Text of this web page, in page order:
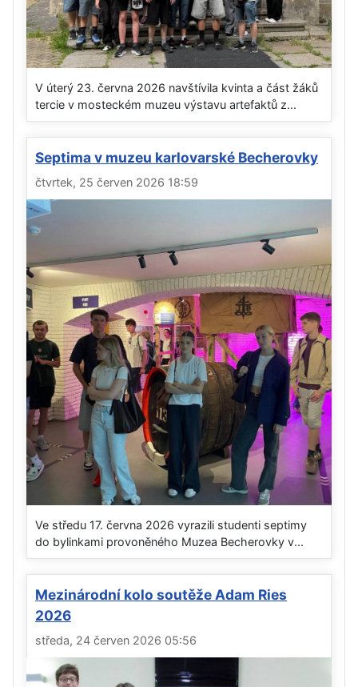
V úterý 23. června 2026 navštívila kvinta a část žáků
tercie v mosteckém muzeu výstavu artefaktů z...
Septima v muzeu karlovarské Becherovky
čtvrtek, 25 červen 2026 18:59
Ve středu 17. června 2026 vyrazili studenti septimy
do bylinkami provoněného Muzea Becherovky v...
Mezinárodní kolo soutěže Adam Ries
2026
středa, 24 červen 2026 05:56